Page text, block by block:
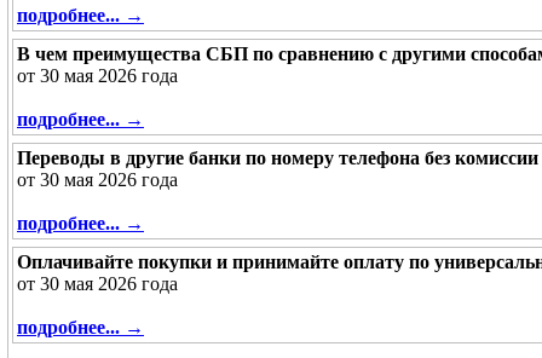
подробнее... →
В чем преимущества СБП по сравнению с другими
от 30 мая 2026 года
подробнее... →
Переводы в другие банки по номеру телефона без комиссии
от 30 мая 2026 года
подробнее... →
Оплачивайте покупки и принимайте оплату по
от 30 мая 2026 года
подробнее... →